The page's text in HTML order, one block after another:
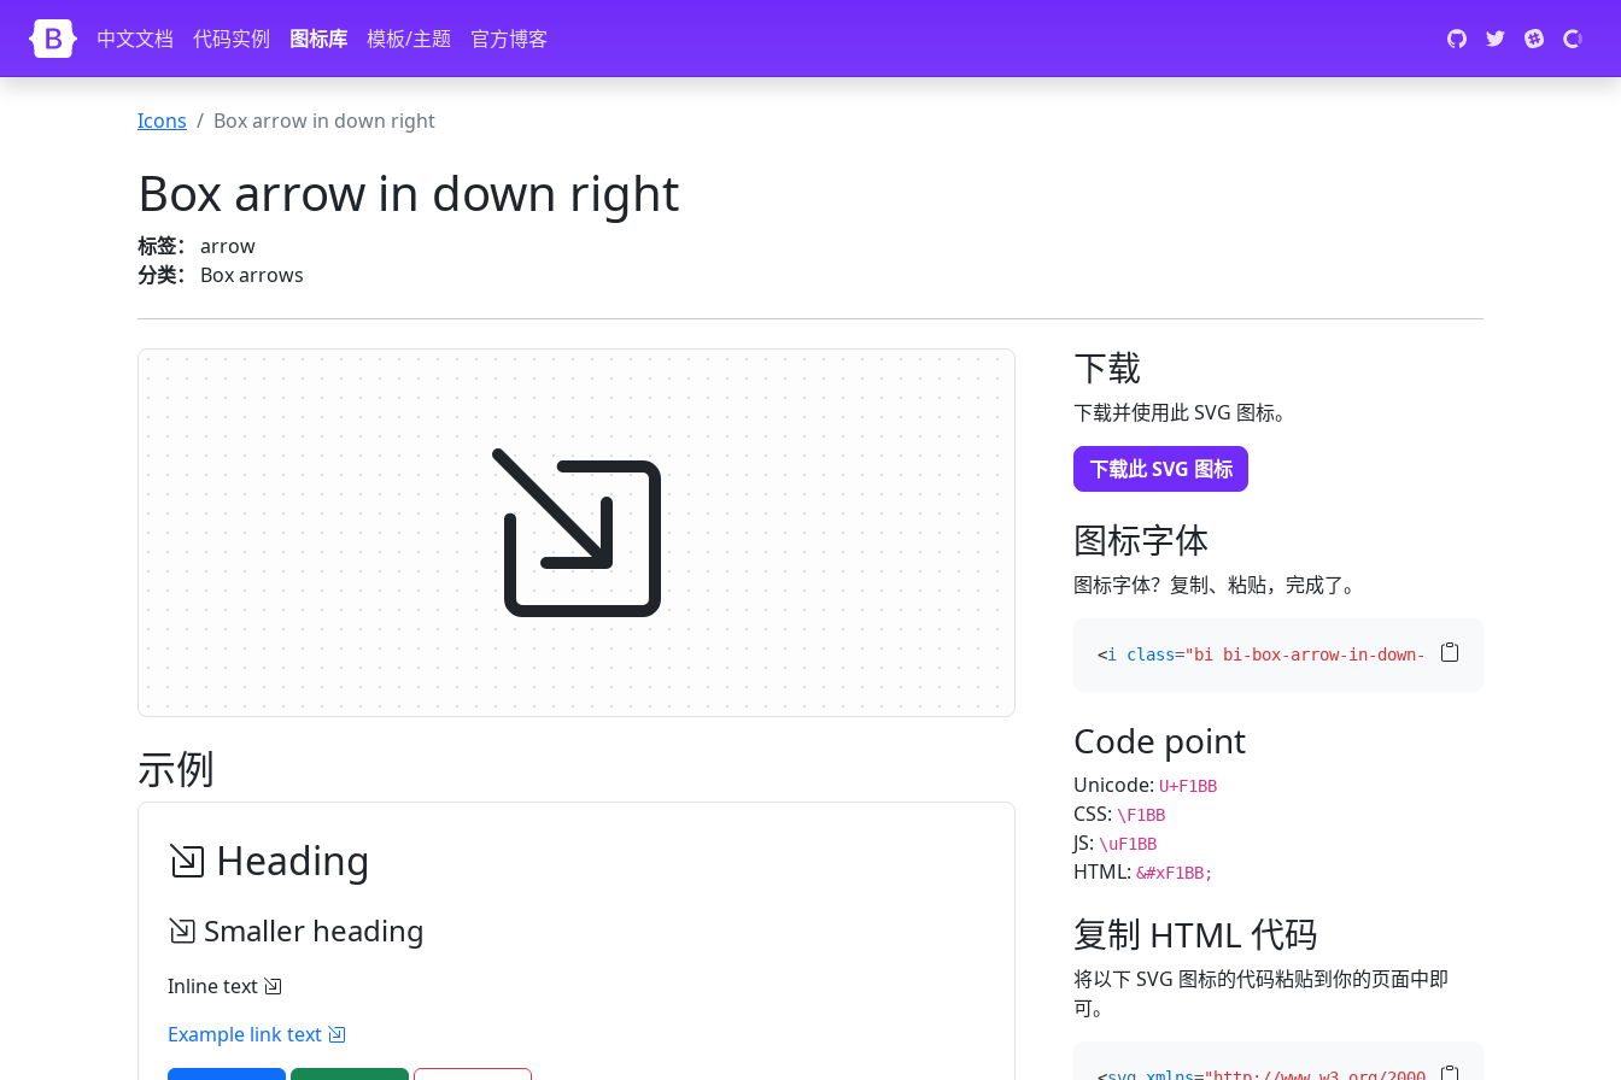
Skip to main content
中文文档
代码实例 图标库 模板/主题 官方博客
Icons Box arrow in down right
Box arrow in down right
标签：
arrow
分类：
Box arrows
示例
Heading
Smaller heading
Inline text
Example link text
下载
下载并使用此 SVG 图标。
下载此 SVG 图标
图标字体
图标字体？复制、粘贴，完成了。
<i class="bi bi-box-arrow-in-down-right"
Code point
Unicode: U+F1BB
CSS: \F1BB
JS: \uF1BB
HTML: &#xF1BB;
复制 HTML 代码
将以下 SVG 图标的代码粘贴到你的页面中即
可。